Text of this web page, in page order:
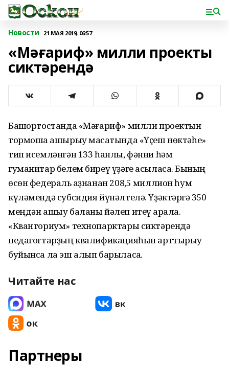
Новости 21 МАЯ 2019, 06:57
«Мәғариф» милли проекты
сиктәрендә
Башҡортостанда «Мәғариф» милли проектын
тормошҡа ашырыу маҡсатында «Үҫеш нөктәһе»
тип исемләнгән 133 һанлы, фәнни һәм
гуманитар белем биреү үҙәге асыласаҡ. Бының
өсөн федераль ҡаҙнанан 208,5 миллион һум
күләмендә субсидия йүнәлтелә. Үҙәктәргә 350
меңдән ашыу баланы йәлеп итеү ҡарала.
«Кванториум» технопарктары сиктәрендә
педагогтарҙың квалификацияһын арттырыу
буйынса ла эш алып барыласаҡ.
Читайте нас
Партнеры